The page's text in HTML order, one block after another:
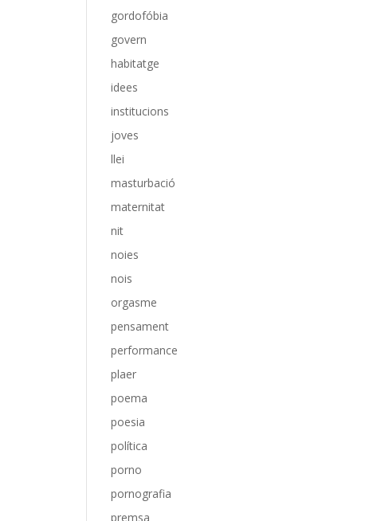
gordofóbia
govern
habitatge
idees
institucions
joves
llei
masturbació
maternitat
nit
noies
nois
orgasme
pensament
performance
plaer
poema
poesia
política
porno
pornografia
premsa